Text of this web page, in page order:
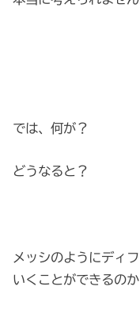
では、何が？
どうなると？
メッシのようにディ
いくことができるの